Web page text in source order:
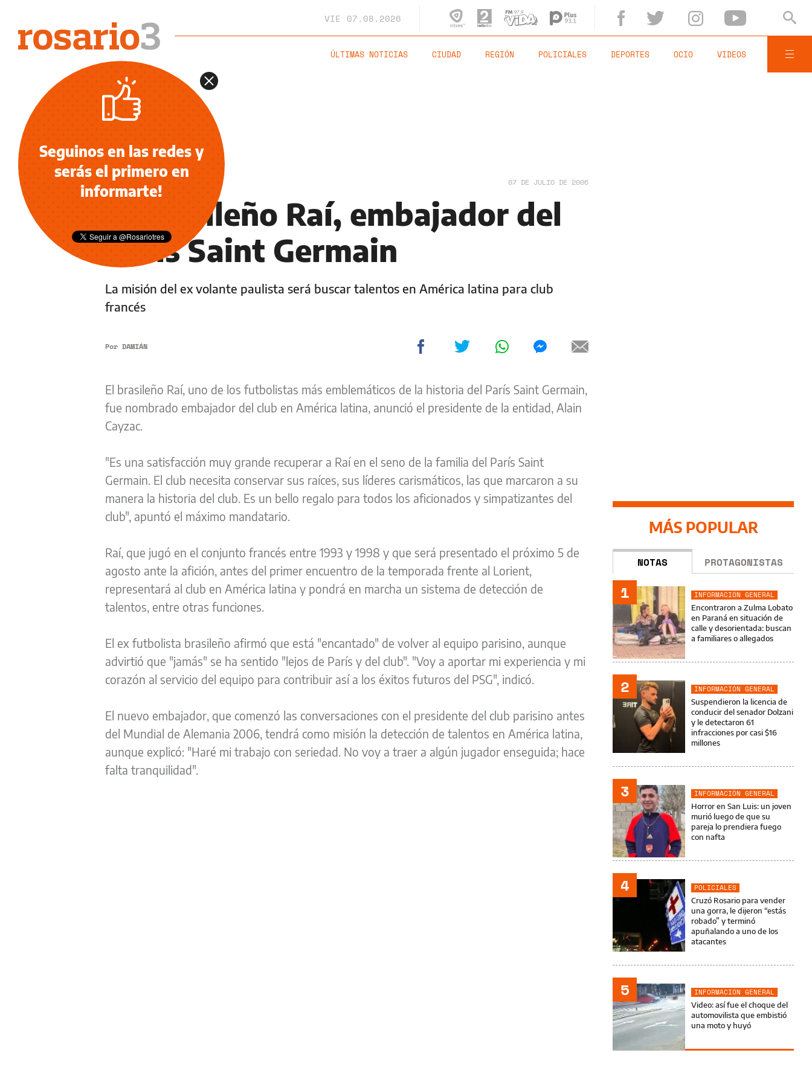
VIE 07.08.2026
ÚLTIMAS NOTICIAS CIUDAD REGIÓN POLICIALES DEPORTES OCIO VIDEOS
NOTICIAS 07 DE JULIO DE 2006
El brasileño Raí, embajador del
París Saint Germain
La misión del ex volante paulista será buscar talentos en América latina para club
francés
Por DAMIÁN
El brasileño Raí, uno de los futbolistas más emblemáticos de la historia del París Saint Germain,
fue nombrado embajador del club en América latina, anunció el presidente de la entidad, Alain
Cayzac.
"Es una satisfacción muy grande recuperar a Raí en el seno de la familia del París Saint
Germain. El club necesita conservar sus raíces, sus líderes carismáticos, las que marcaron a su
manera la historia del club. Es un bello regalo para todos los aficionados y simpatizantes del
club", apuntó el máximo mandatario.
Raí, que jugó en el conjunto francés entre 1993 y 1998 y que será presentado el próximo 5 de
agosto ante la afición, antes del primer encuentro de la temporada frente al Lorient,
representará al club en América latina y pondrá en marcha un sistema de detección de
talentos, entre otras funciones.
El ex futbolista brasileño afirmó que está "encantado" de volver al equipo parisino, aunque
advirtió que "jamás" se ha sentido "lejos de París y del club". "Voy a aportar mi experiencia y mi
corazón al servicio del equipo para contribuir así a los éxitos futuros del PSG", indicó.
El nuevo embajador, que comenzó las conversaciones con el presidente del club parisino antes
del Mundial de Alemania 2006, tendrá como misión la detección de talentos en América latina,
aunque explicó: "Haré mi trabajo con seriedad. No voy a traer a algún jugador enseguida; hace
falta tranquilidad".
MÁS POPULAR
NOTAS PROTAGONISTAS
1
INFORMACIÓN GENERAL
Encontraron a Zulma Lobato
en Paraná en situación de
calle y desorientada: buscan
a familiares o allegados
2
INFORMACIÓN GENERAL
Suspendieron la licencia de
conducir del senador Dolzani
y le detectaron 61
infracciones por casi $16
millones
3
INFORMACIÓN GENERAL
Horror en San Luis: un joven
murió luego de que su
pareja lo prendiera fuego
con nafta
4
POLICIALES
Cruzó Rosario para vender
una gorra, le dijeron “estás
robado” y terminó
apuñalando a uno de los
atacantes
5
INFORMACIÓN GENERAL
Video: así fue el choque del
automovilista que embistió
una moto y huyó
Seguinos en las redes y
serás el primero en
informarte!